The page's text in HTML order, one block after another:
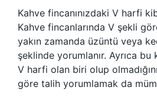
Kahve fincanınızdaki V harfi
Kahve fincanlarında V şekli
yakın zamanda üzüntü veya
şeklinde yorumlanır. Ayrıca bu
V harfi olan biri olup
göre talih yorumlamak da